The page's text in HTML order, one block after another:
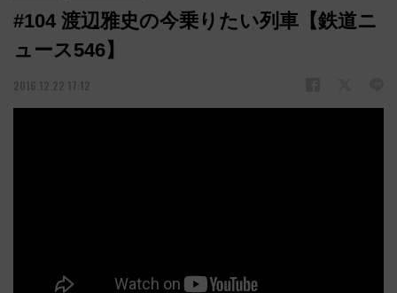
#104 渡辺雅史の今乗りたい列車【鉄道ニ
ュース546】
2016.12.22 17:12